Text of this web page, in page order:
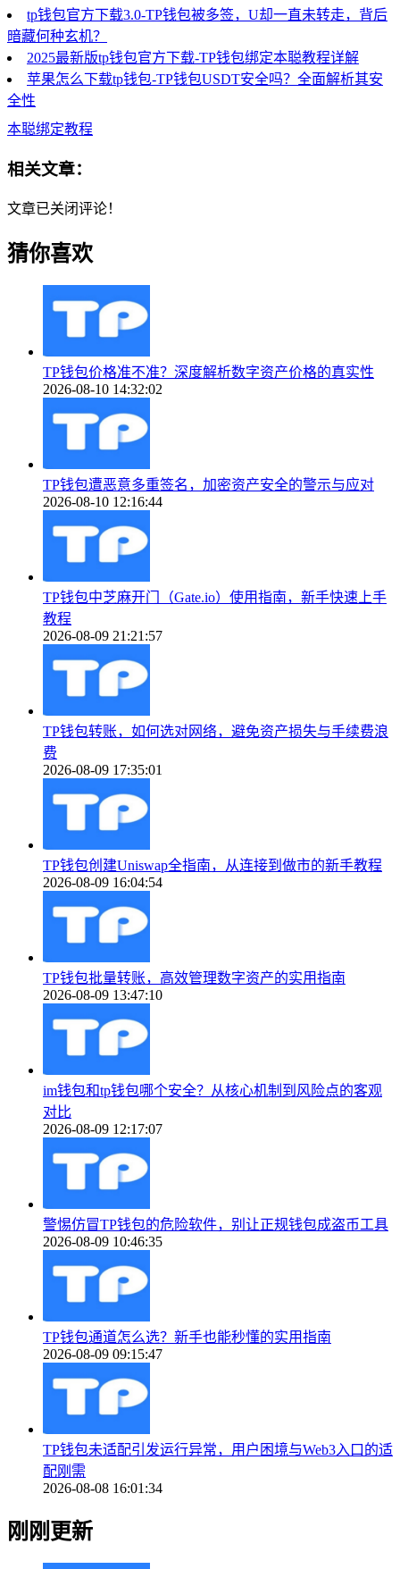
tp钱包官方下载3.0-TP钱包被多签，U却一直未转走，背后
暗藏何种玄机？
2025最新版tp钱包官方下载-TP钱包绑定本聪教程详解
苹果怎么下载tp钱包-TP钱包USDT安全吗？全面解析其安
全性
本聪绑定教程
相关文章：
文章已关闭评论！
猜你喜欢
TP钱包价格准不准？深度解析数字资产价格的真实性
2026-08-10 14:32:02
TP钱包遭恶意多重签名，加密资产安全的警示与应对
2026-08-10 12:16:44
TP钱包中芝麻开门（Gate.io）使用指南，新手快速上手
教程
2026-08-09 21:21:57
TP钱包转账，如何选对网络，避免资产损失与手续费浪
费
2026-08-09 17:35:01
TP钱包创建Uniswap全指南，从连接到做市的新手教程
2026-08-09 16:04:54
TP钱包批量转账，高效管理数字资产的实用指南
2026-08-09 13:47:10
im钱包和tp钱包哪个安全？从核心机制到风险点的客观
对比
2026-08-09 12:17:07
警惕仿冒TP钱包的危险软件，别让正规钱包成盗币工具
2026-08-09 10:46:35
TP钱包通道怎么选？新手也能秒懂的实用指南
2026-08-09 09:15:47
TP钱包未适配引发运行异常，用户困境与Web3入口的适
配刚需
2026-08-08 16:01:34
刚刚更新